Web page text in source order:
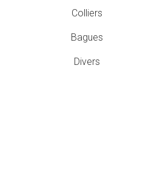
Colliers
Bagues
Divers